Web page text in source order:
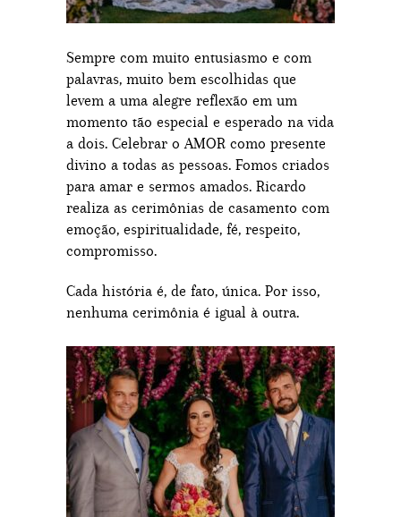
Sempre com muito entusiasmo e com
palavras, muito bem escolhidas que
levem a uma alegre reflexão em um
momento tão especial e esperado na vida
a dois. Celebrar o AMOR como presente
divino a todas as pessoas. Fomos criados
para amar e sermos amados. Ricardo
realiza as cerimônias de casamento com
emoção, espiritualidade, fé, respeito,
compromisso.
Cada história é, de fato, única. Por isso,
nenhuma cerimônia é igual à outra.